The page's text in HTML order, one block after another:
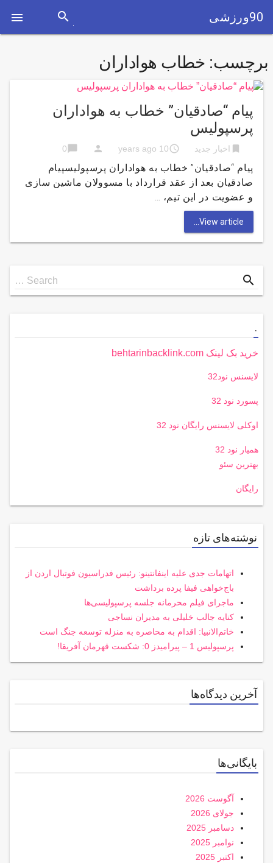
 90ورزشی search
برچسب: خطاب هواداران
پیام “صادقیان” خطاب به هواداران
پرسپولیس
bookmark اخبار جدید access_time
10 years ago
person
chat_bubble
0
پیام “صادقیان” خطاب به هواداران پرسپولیسپیام
صادقیان بعد از عقد قرارداد با مسوولان ماشین سازی
و عضویت در این تیم، …
View article...
Search
for
Search … search
.
خرید بک لینک behtarinbacklink.com
لایسنس نود32
پسورد نود 32
اوکلی لایسنس رایگان نود 32
همیار نود 32
بهترین سئو
رایگان
نوشته‌های تازه
اتهامات جدی علیه اینفانتینو: رئیس فدراسیون فوتبال اردن از
باج‌خواهی فیفا پرده برداشت
ماجرای فیلم محرمانه جلسه پرسپولیسی‌ها
کنایه جالب خلیلی به مدیران نساجی
خاتم‌الانبیا: اقدام به محاصره به منزله توسعه جنگ است
پرسپولیس 1 – پیرامیدز 0: شکست قهرمان آفریقا!
آخرین دیدگاه‌ها
بایگانی‌ها
آگوست 2026
جولای 2026
دسامبر 2025
نوامبر 2025
اکتبر 2025